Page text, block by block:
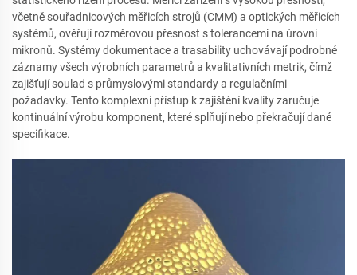
včetně souřadnicových měřicích strojů (CMM) a optických měřicích
systémů, ověřují rozměrovou přesnost s tolerancemi na úrovni
mikronů. Systémy dokumentace a trasability uchovávají podrobné
záznamy všech výrobních parametrů a kvalitativních metrik, čímž
zajišťují soulad s průmyslovými standardy a regulačními
požadavky. Tento komplexní přístup k zajištění kvality zaručuje
kontinuální výrobu komponent, které splňují nebo překračují dané
specifikace.